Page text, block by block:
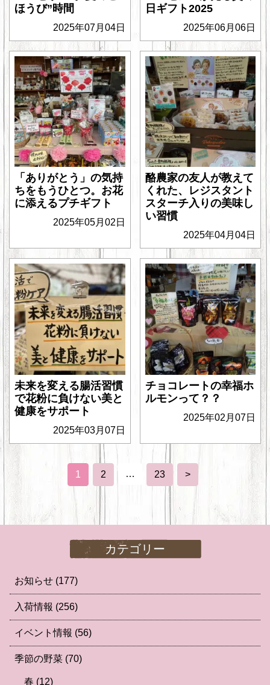
ほうび”時間
2025年07月04日
日ギフト2025
2025年06月06日
「ありがとう」の気持
ちをもうひとつ。お花
に添えるプチギフト
2025年05月02日
酪農家の友人が教えて
くれた、レジスタント
スターチ入りの美味し
い習慣
2025年04月04日
未来を変える腸活習慣
で花粉に負けない美と
健康をサポート
2025年03月07日
チョコレートの幸福ホ
ルモンって？？
2025年02月07日
1 2 … 23 >
カテゴリー
お知らせ (177)
入荷情報 (256)
イベント情報 (56)
季節の野菜 (70)
春 (12)